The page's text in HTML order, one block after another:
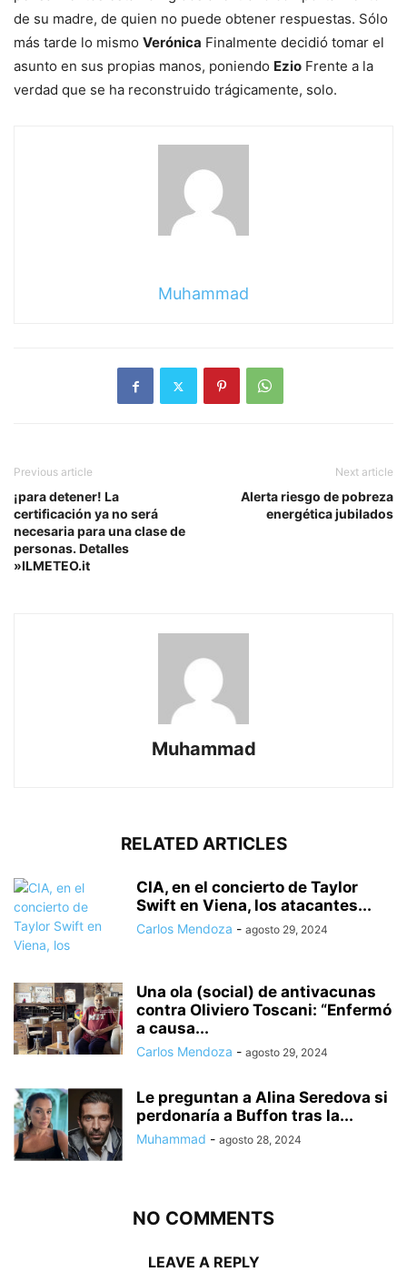
de su madre, de quien no puede obtener respuestas. Sólo
más tarde lo mismo Verónica Finalmente decidió tomar el
asunto en sus propias manos, poniendo Ezio Frente a la
verdad que se ha reconstruido trágicamente, solo.
Muhammad
Previous article
¡para detener! La
certificación ya no será
necesaria para una clase de
personas. Detalles
»ILMETEO.it
Next article
Alerta riesgo de pobreza
energética jubilados
Muhammad
RELATED ARTICLES
CIA, en el concierto de Taylor
Swift en Viena, los atacantes...
Carlos Mendoza - agosto 29, 2024
Una ola (social) de antivacunas
contra Oliviero Toscani: “Enfermó
a causa...
Carlos Mendoza - agosto 29, 2024
Le preguntan a Alina Seredova si
perdonaría a Buffon tras la...
Muhammad - agosto 28, 2024
NO COMMENTS
LEAVE A REPLY